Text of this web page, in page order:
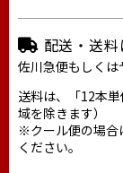
配送・送
佐川急便もしくは
送料は、「12本
域を除きます）
※クール便の場合
ください。